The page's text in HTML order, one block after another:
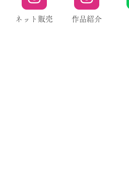
ネット販売 作品紹介